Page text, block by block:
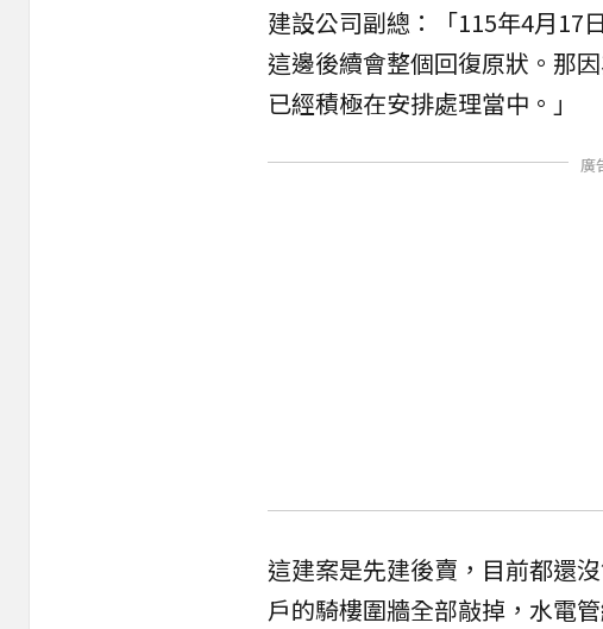
建設公司副總：「115年4月17
這邊後續會整個回復原狀。那
已經積極在安排處理當中。」
廣
這建案是先建後賣，目前都還
戶的騎樓圍牆全部敲掉，水電